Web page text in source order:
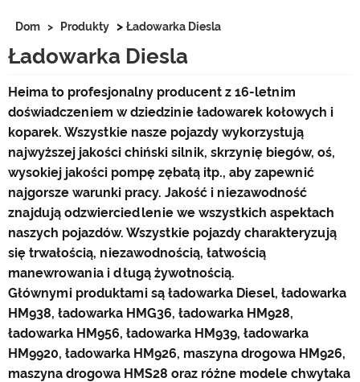
Dom > Produkty > Ładowarka Diesla
Ładowarka Diesla
Heima to profesjonalny producent z 16-letnim
doświadczeniem w dziedzinie ładowarek kołowych i
koparek. Wszystkie nasze pojazdy wykorzystują
najwyższej jakości chiński silnik, skrzynię biegów, oś,
wysokiej jakości pompę zębatą itp., aby zapewnić
najgorsze warunki pracy. Jakość i niezawodność
znajdują odzwierciedlenie we wszystkich aspektach
naszych pojazdów. Wszystkie pojazdy charakteryzują
się trwałością, niezawodnością, łatwością
manewrowania i długą żywotnością.
Głównymi produktami są ładowarka Diesel, ładowarka
HM938, ładowarka HMG36, ładowarka HM928,
ładowarka HM956, ładowarka HM939, ładowarka
HM9920, ładowarka HM926, maszyna drogowa HM926,
maszyna drogowa HMS28 oraz różne modele chwytaka